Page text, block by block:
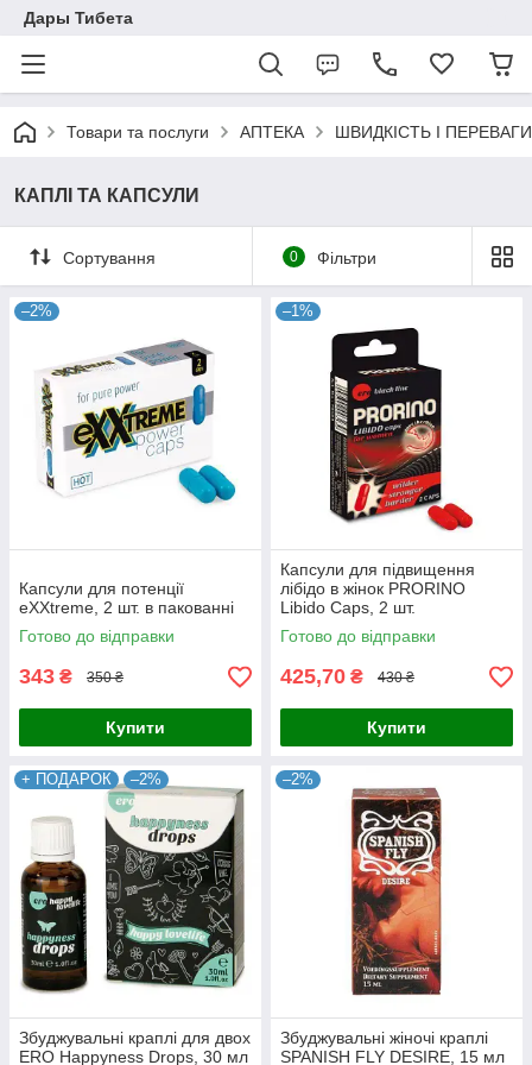
Дары Тибета
Товари та послуги АПТЕКА ШВИДКІСТЬ І ПЕРЕВАГИ
КАПЛІ ТА КАПСУЛИ
Сортування 0 Фільтри
–2%
Капсули для потенції
eXXtreme, 2 шт. в пакованні
Готово до відправки
343 ₴ 350 ₴
Купити
–1%
Капсули для підвищення
лібідо в жінок PRORINO
Libido Caps, 2 шт.
Готово до відправки
425,70 ₴ 430 ₴
Купити
+ ПОДАРОК –2%
Збуджувальні краплі для двох
ERO Happyness Drops, 30 мл
–2%
Збуджувальні жіночі краплі
SPANISH FLY DESIRE, 15 мл